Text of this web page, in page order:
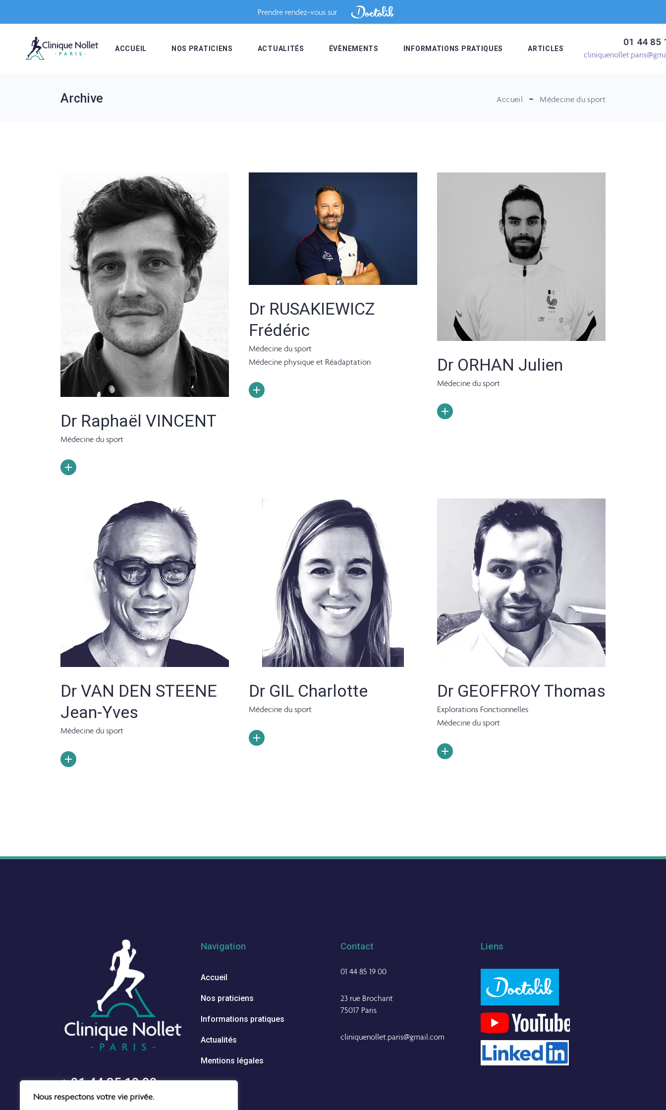
Nous respectons votre vie privée.
Prendre rendez-vous sur
ACCUEIL NOS PRATICIENS ACTUALITÉS ÉVÈNEMENTS INFORMATIONS PRATIQUES ARTICLES
01 44 85
Archive Accueil Médecine du sport
Dr Raphaël VINCENT
Médecine du sport
Dr RUSAKIEWICZ
Frédéric
Médecine du sport
Médecine physique et Réadaptation
Dr ORHAN Julien
Médecine du sport
Dr VAN DEN STEENE
Jean-Yves
Médecine du sport
Dr GIL Charlotte
Médecine du sport
Dr GEOFFROY Thomas
Explorations Fonctionnelles
Médecine du sport
+ 01 44 85 19 00
Navigation
Accueil
Nos praticiens
Informations pratiques
Actualités
Mentions légales
Contact
01 44 85 19 00
23 rue Brochant
75017 Paris
cliniquenollet.paris@gmail.com
Liens